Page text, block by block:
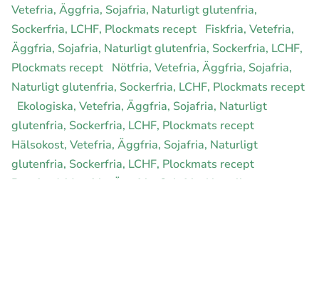
Vetefria, Äggfria, Sojafria, Naturligt glutenfria,
Sockerfria, LCHF, Plockmats recept Fiskfria, Vetefria,
Äggfria, Sojafria, Naturligt glutenfria, Sockerfria, LCHF,
Plockmats recept Nötfria, Vetefria, Äggfria, Sojafria,
Naturligt glutenfria, Sockerfria, LCHF, Plockmats recept
Ekologiska, Vetefria, Äggfria, Sojafria, Naturligt
glutenfria, Sockerfria, LCHF, Plockmats recept
Hälsokost, Vetefria, Äggfria, Sojafria, Naturligt
glutenfria, Sockerfria, LCHF, Plockmats recept
Rawfood, Vetefria, Äggfria, Sojafria, Naturligt